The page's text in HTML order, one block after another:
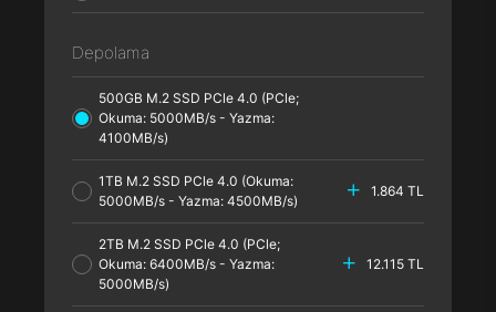
Depolama
500GB M.2 SSD PCle 4.0 (PCle;
Okuma: 5000MB/s - Yazma:
4100MB/s)
1TB M.2 SSD PCle 4.0 (Okuma:
5000MB/s - Yazma: 4500MB/s)
1.864 TL
2TB M.2 SSD PCle 4.0 (PCle;
Okuma: 6400MB/s - Yazma:
5000MB/s)
12.115 TL